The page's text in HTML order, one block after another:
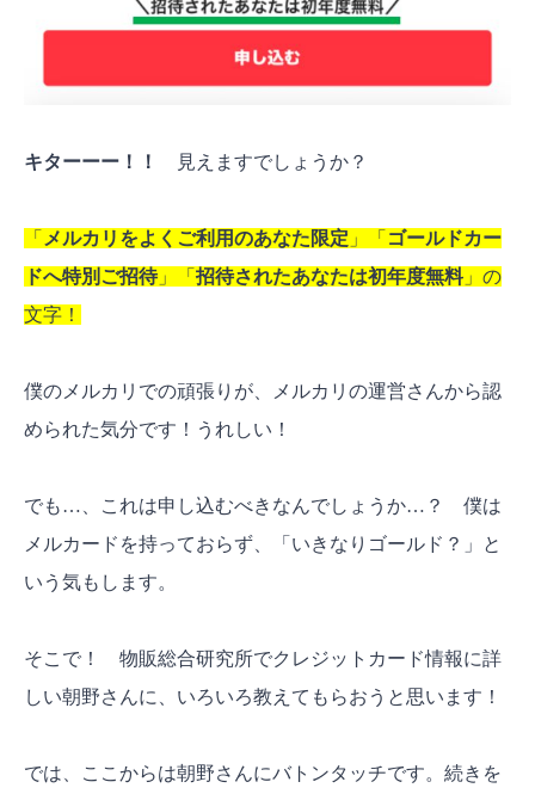
キターーー！！ 見えますでしょうか？
「 メルカリをよくご利用のあなた限定 」「 ゴールドカー
ドへ特別ご招待 」「 招待されたあなたは初年度無料 」の
文字！
僕のメルカリでの頑張りが、メルカリの運営さんから認
められた気分です！うれしい！
でも…、これは申し込むべきなんでしょうか…？ 僕は
メルカードを持っておらず、「いきなりゴールド？」と
いう気もします。
そこで！ 物販総合研究所でクレジットカード情報に詳
しい朝野さんに、いろいろ教えてもらおうと思います！
では、ここからは朝野さんにバトンタッチです。続きを